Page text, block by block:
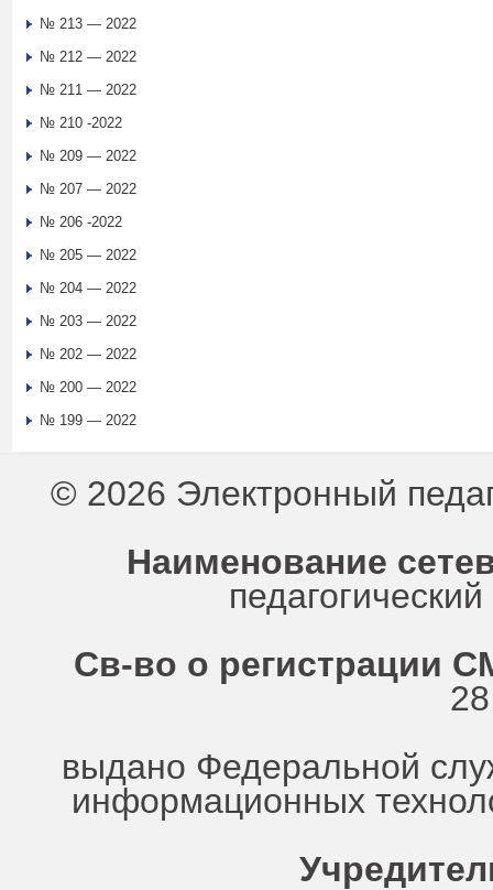
№ 213 — 2022
№ 212 — 2022
№ 211 — 2022
№ 210 -2022
№ 209 — 2022
№ 207 — 2022
№ 206 -2022
№ 205 — 2022
№ 204 — 2022
№ 203 — 2022
№ 202 — 2022
№ 200 — 2022
№ 199 — 2022
© 2026 Электронный
Наименование
Св-во о регистрации
выдано Федеральной
информационных